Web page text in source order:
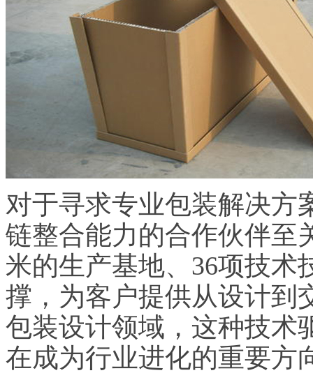
对于寻求专业包装解决方
链整合能力的合作伙伴至
米的生产基地、36项技术
撑，为客户提供从设计到
包装设计领域，这种技术
在成为行业进化的重要方